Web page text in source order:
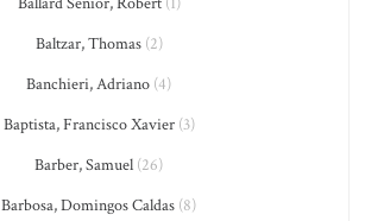
Baltzar, Thomas(2)
Banchieri, Adriano (4)
Baptista, Francisco Xavier(3)
Barber, Samuel (26)
Barbosa, Domingos Caldas (8)